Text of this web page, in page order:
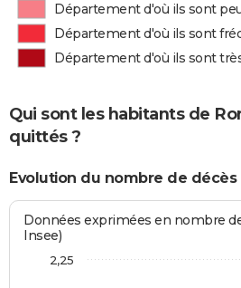
Département d'où ils sont
Département d'où ils sont
Département d'où ils sont
Qui sont les habitants de
quittés ?
Evolution du nombre de décès
Données exprimées en nombre
Insee)
2,25